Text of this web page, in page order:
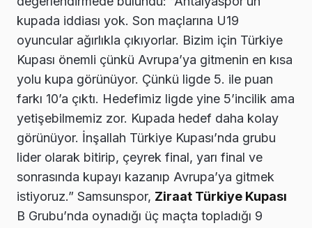
kupada iddiası yok. Son maçlarına U19
oyuncular ağırlıkla çıkıyorlar. Bizim için Türkiye
Kupası önemli çünkü Avrupa’ya gitmenin en kısa
yolu kupa görünüyor. Çünkü ligde 5. ile puan
farkı 10’a çıktı. Hedefimiz ligde yine 5’incilik ama
yetişebilmemiz zor. Kupada hedef daha kolay
görünüyor. İnşallah Türkiye Kupası’nda grubu
lider olarak bitirip, çeyrek final, yarı final ve
sonrasında kupayı kazanıp Avrupa’ya gitmek
istiyoruz.” Samsunspor, Ziraat Türkiye Kupası
B Grubu’nda oynadığı üç maçta topladığı 9